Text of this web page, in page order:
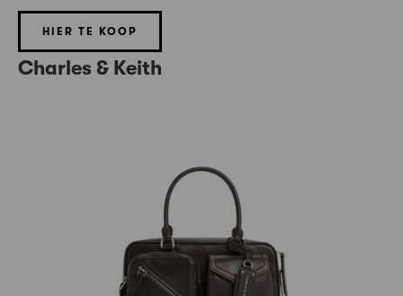
HIER TE KOOP
Charles & Keith